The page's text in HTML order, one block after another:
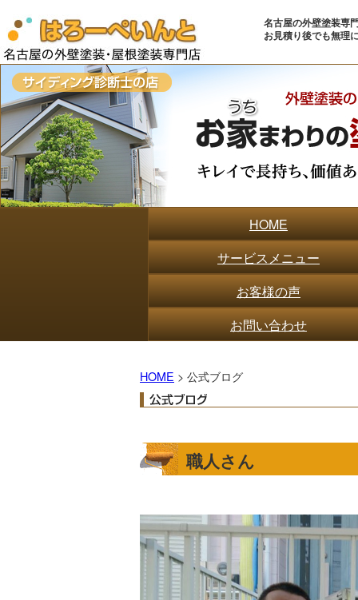
名古屋の外壁塗装専
お見積り後でも無理
HOME
サービスメニュー
お客様の声
お問い合わせ
HOME > 公式ブログ
職人さん